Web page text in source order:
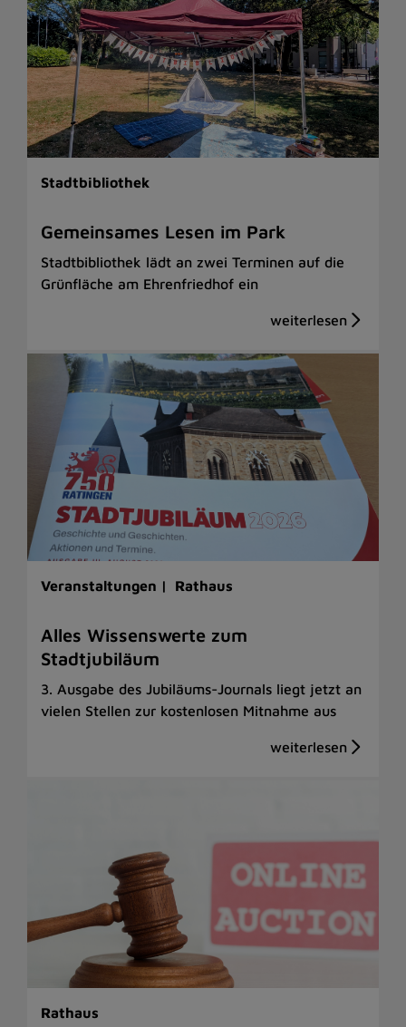
Stadtbibliothek
Gemeinsames Lesen im Park
Stadtbibliothek lädt an zwei Terminen auf die
Grünfläche am Ehrenfriedhof ein
Veranstaltungen | Rathaus
Alles Wissenswerte zum
Stadtjubiläum
3. Ausgabe des Jubiläums-Journals liegt jetzt an
vielen Stellen zur kostenlosen Mitnahme aus
Rathaus